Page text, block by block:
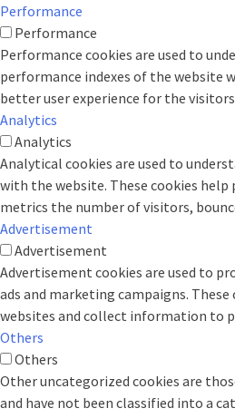
Performance
Performance
Performance cookies are used to
performance indexes of the website
better user experience for the
Analytics
Analytics
Analytical cookies are used to
with the website. These cookies
metrics the number of visitors,
Advertisement
Advertisement
Advertisement cookies are used to
ads and marketing campaigns.
websites and collect information to
Others
Others
Other uncategorized cookies are
and have not been classified into a